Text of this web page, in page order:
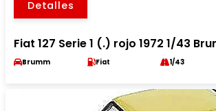
Detalles
Fiat 127 Serie 1 (.) rojo 1972 1/43
Brumm Fiat 1/43